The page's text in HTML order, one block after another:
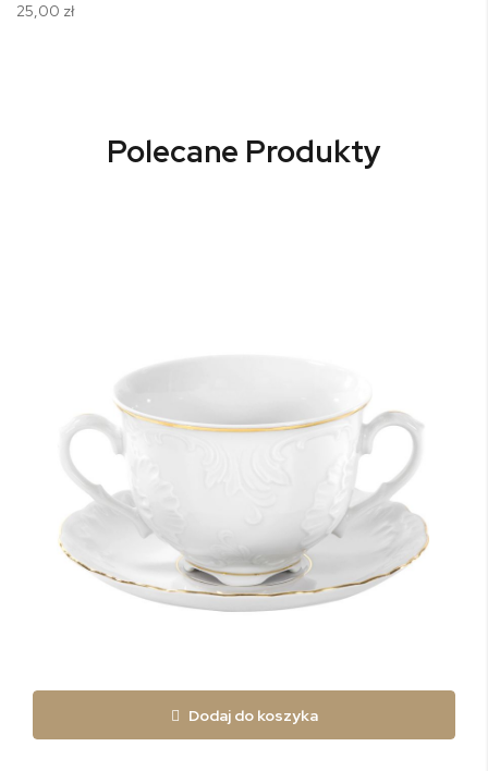
25,00 zł
Polecane Produkty
Dodaj do koszyka